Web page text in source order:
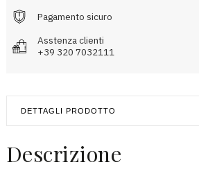
Pagamento sicuro
Asstenza clienti
+39 320 7032111
DETTAGLI PRODOTTO
Descrizione